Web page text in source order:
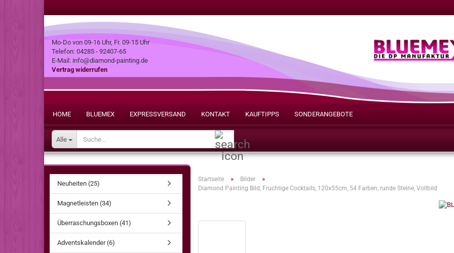
Mo-Do von 09-16 Uhr, Fr. 09-15 Uhr
Telefon: 04285 - 92407-65
E-Mail: info@diamond-painting.de
Vertrag widerrufen
HOME BLUEMEX EXPRESSVERSAND KONTAKT KAUFTIPPS SONDERANGEBOTE
Alle
Startseite » Bilder »
Diamond Painting Bild, Fruchtige Cocktails, 120x55cm, 54 Farben, runde Steine, Vollbild
Neuheiten (25)
Magnetleisten (34)
Überraschungsboxen (41)
Adventskalender (6)